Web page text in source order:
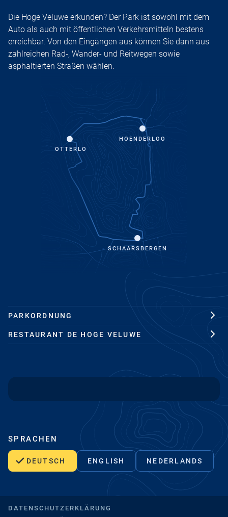
Die Hoge Veluwe erkunden? Der Park ist sowohl mit dem
Auto als auch mit öffentlichen Verkehrsmitteln bestens
erreichbar. Von den Eingängen aus können Sie dann aus
zahlreichen Rad-, Wander- und Reitwegen sowie
asphaltierten Straßen wählen.
SCHAARSBERGEN
OTTERLO
HOENDERLOO
PARKORDNUNG
RESTAURANT DE HOGE VELUWE
SPRACHEN
DEUTSCH ENGLISH NEDERLANDS
DATENSCHUTZERKLÄRUNG